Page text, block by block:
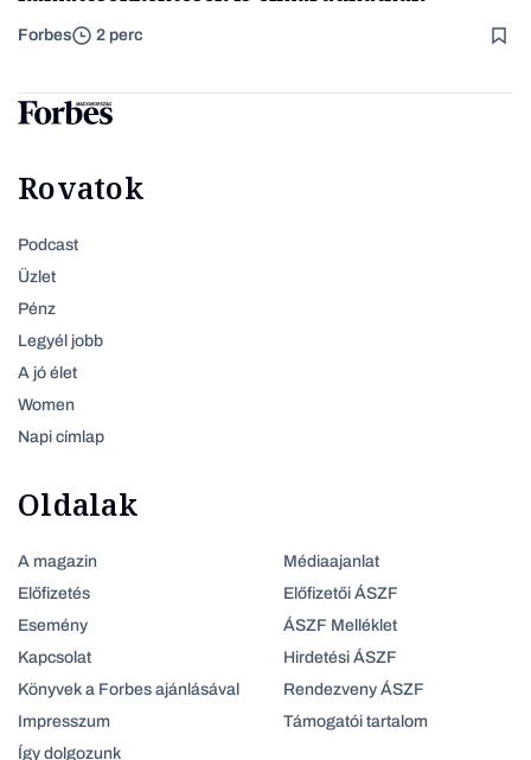
Forbes 2 perc
Rovatok
Podcast
Üzlet
Pénz
Legyél jobb
A jó élet
Women
Napi címlap
Oldalak
A magazin
Előfizetés
Esemény
Kapcsolat
Könyvek a Forbes ajánlásával
Impresszum
Így dolgozunk
Médiaajanlat
Előfizetői ÁSZF
ÁSZF Melléklet
Hirdetési ÁSZF
Rendezveny ÁSZF
Támogatói tartalom